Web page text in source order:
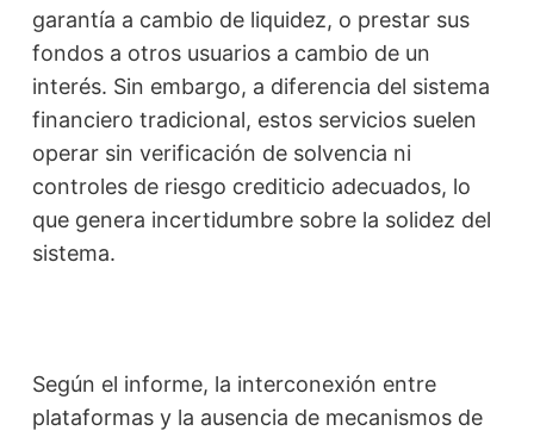
garantía a cambio de liquidez, o prestar sus
fondos a otros usuarios a cambio de un
interés. Sin embargo, a diferencia del sistema
financiero tradicional, estos servicios suelen
operar sin verificación de solvencia ni
controles de riesgo crediticio adecuados, lo
que genera incertidumbre sobre la solidez del
sistema.
Según el informe, la interconexión entre
plataformas y la ausencia de mecanismos de